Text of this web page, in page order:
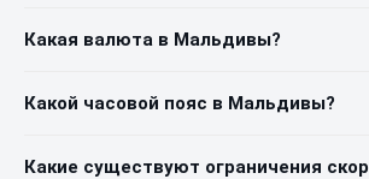
Какая валюта в Мальдивы?
Какой часовой пояс в Мальдивы?
Какие существуют ограничения